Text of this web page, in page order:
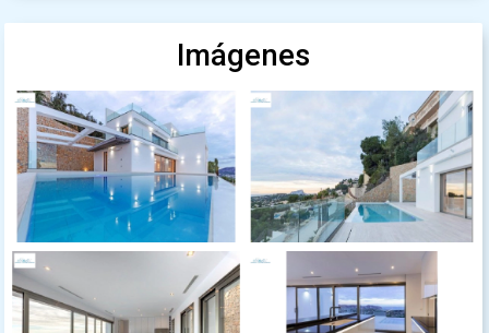
Imágenes